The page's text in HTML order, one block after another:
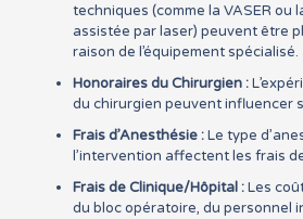
techniques (comme la VASER ou
assistée par laser) peuvent être
raison de l’équipement spécialisé.
Honoraires du Chirurgien :
du chirurgien peuvent influencer
Frais d’Anesthésie :Le type
l’intervention affectent les frais
Frais de Clinique/Hôpital :Les
du bloc opératoire, du personnel